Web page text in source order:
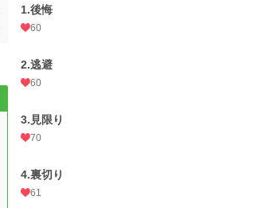
1.後悔
60
2.逃避
60
3.見限り
70
4.裏切り
61